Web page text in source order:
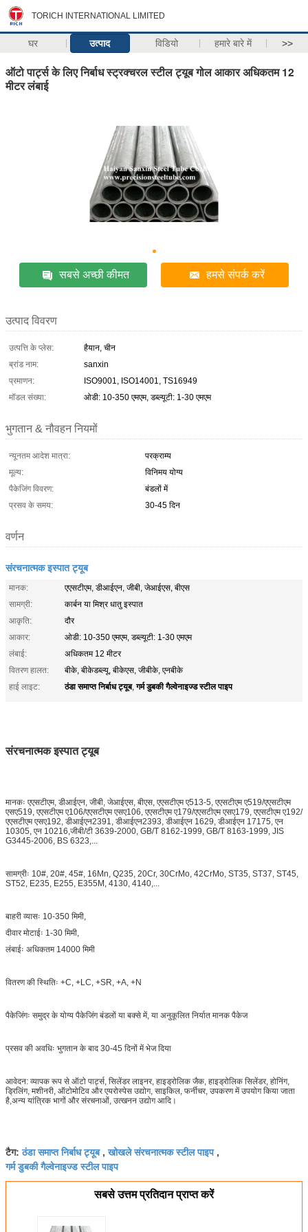
TORICH INTERNATIONAL LIMITED
घर उत्पाद विडियो हमारे बारे में >>
ऑटो पार्ट्स के लिए निर्बाध स्ट्रक्चरल स्टील ट्यूब गोल आकार अधिकतम 12
मीटर लंबाई
सबसे अच्छी कीमत हमसे संपर्क करें
उत्पाद विवरण
उत्पत्ति के प्लेस:
हैयान, चीन
ब्रांड नाम:
sanxin
प्रमाणन:
ISO9001, ISO14001, TS16949
मॉडल संख्या:
ओडी: 10-350 एमएम, डब्ल्यूटी: 1-30 एमएम
भुगतान & नौवहन नियमों
न्यूनतम आदेश मात्रा:
परक्राम्य
मूल्य:
विनिमय योग्य
पैकेजिंग विवरण:
बंडलों में
प्रसव के समय:
30-45 दिन
वर्णन
संरचनात्मक इस्पात ट्यूब
मानक:
एएसटीएम, डीआईएन, जीबी, जेआईएस, बीएस
सामग्री:
कार्बन या मिश्र धातु इस्पात
आकृति:
दौर
आकार:
ओडी: 10-350 एमएम, डब्ल्यूटी: 1-30 एमएम
लंबाई:
अधिकतम 12 मीटर
वितरण हालत:
बीके, बीकेडब्ल्यू, बीकेएस, जीबीके, एनबीके
हाई लाइट:
ठंडा समाप्त निर्बाध ट्यूब,गर्म डुबकी गैल्वेनाइज्ड स्टील पाइप
संरचनात्मक इस्पात ट्यूब
मानकः एएसटीएम, डीआईएन, जीबी, जेआईएस, बीएस, एएसटीएम ए513-5, एएसटीएम ए519/एएसटीएम
एसए519, एएसटीएम ए106/एएसटीएम एसए106, एएसटीएम ए179/एएसटीएम एसए179, एएसटीएम ए192/
एएसटीएम एसए192, डीआईएन2391, डीआईएन2393, डीआईएन 1629, डीआईएन 17175, एन
10305, एन 10216,जीबी/टी 3639-2000, GB/T 8162-1999, GB/T 8163-1999, JIS
G3445-2006, BS 6323,...
सामग्रीः 10#, 20#, 45#, 16Mn, Q235, 20Cr, 30CrMo, 42CrMo, ST35, ST37, ST45,
ST52, E235, E255, E355M, 4130, 4140,...
बाहरी व्यासः 10-350 मिमी,
दीवार मोटाईः 1-30 मिमी,
लंबाईः अधिकतम 14000 मिमी
वितरण की स्थितिः +C, +LC, +SR, +A, +N
पैकेजिंगः समुद्र के योग्य पैकेजिंग बंडलों या बक्से में, या अनुकूलित निर्यात मानक पैकेज
प्रसव की अवधिः भुगतान के बाद 30-45 दिनों में भेज दिया
आवेदन: व्यापक रूप से ऑटो पार्ट्स, सिलेंडर लाइनर, हाइड्रोलिक जैक, हाइड्रोलिक सिलेंडर, होनिंग,
ड्रिलिंग, मशीनरी, ऑटोमोटिव और एयरोस्पेस उद्योग, साइकिल, फर्नीचर, उपकरण में उपयोग किया जाता
है,अन्य यांत्रिक भागों और संरचनाओं, उत्खनन उद्योग आदि।
टैग:ठंडा समाप्त निर्बाध ट्यूब,खोखले संरचनात्मक स्टील पाइप,
गर्म डुबकी गैल्वेनाइज्ड स्टील पाइप
सबसे उत्तम प्रतिदान प्राप्त करें